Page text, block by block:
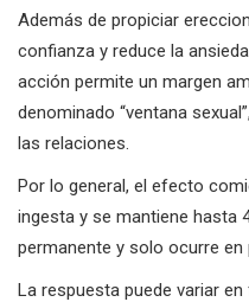
Además de propiciar
confianza y reduce la
acción permite un margen
denominado “ventana
las relaciones.
Por lo general, el efecto
ingesta y se mantiene hasta
permanente y solo ocurre
La respuesta puede variar